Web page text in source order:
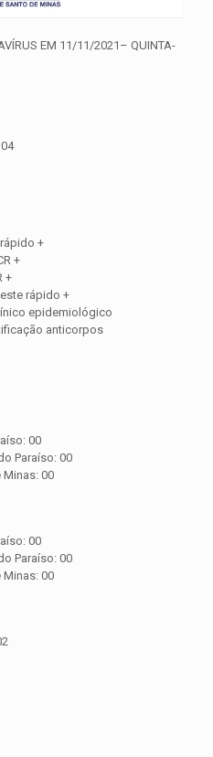
EM 11/11/2021– QUINTA-
+
+
+
rápido +
epidemiológico
anticorpos
00
Paraíso: 00
Minas: 00
00
Paraíso: 00
Minas: 00